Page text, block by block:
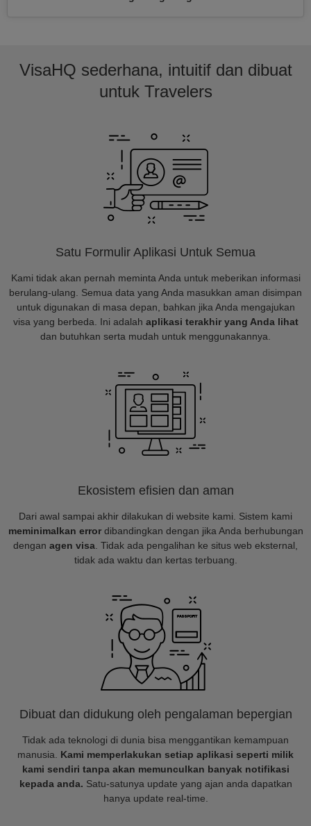
VisaHQ sederhana, intuitif dan dibuat
untuk Travelers
Satu Formulir Aplikasi Untuk Semua
Kami tidak akan pernah meminta Anda untuk meberikan informasi
berulang-ulang. Semua data yang Anda masukkan aman disimpan
untuk digunakan di masa depan, bahkan jika Anda mengajukan
visa yang berbeda. Ini adalah aplikasi terakhir yang Anda lihat
dan butuhkan serta mudah untuk menggunakannya.
Ekosistem efisien dan aman
Dari awal sampai akhir dilakukan di website kami. Sistem kami
meminimalkan errordibandingkan dengan jika Anda berhubungan
dengan agen visa . Tidak ada pengalihan ke situs web eksternal,
tidak ada waktu dan kertas terbuang.
Dibuat dan didukung oleh pengalaman bepergian
Tidak ada teknologi di dunia bisa menggantikan kemampuan
manusia. Kami memperlakukan setiap aplikasi seperti milik
kami sendiri tanpa akan memunculkan banyak notifikasi
kepada anda. Satu-satunya update yang ajan anda dapatkan
hanya update real-time.